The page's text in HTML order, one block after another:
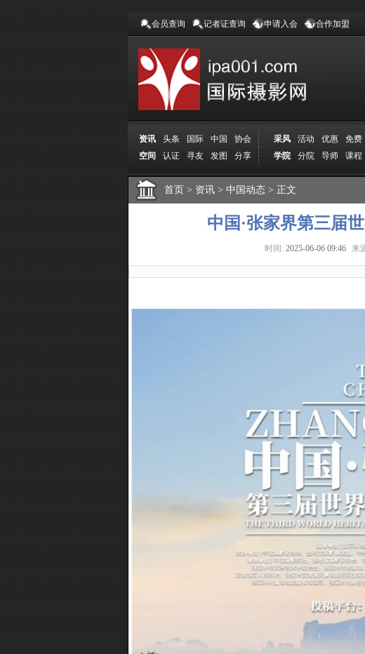
会员查询 记者证查询 申请入会 合作加盟
资讯 头条 国际 中国 协会 采风 活动 优惠 免费
空间
认证 寻友 发图 分享 学院 分院 导师 课程
首页 > 资讯 > 中国动态 > 正文
中国·张家界第三届
时间: 2025-06-06 09:46 来